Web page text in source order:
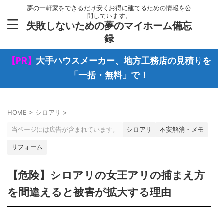
夢の一軒家をできるだけ安くお得に建てるための情報を公
開しています。
失敗しないための夢のマイホーム備忘
録
【PR】 大手ハウスメーカー、地方工務店の見積りを
「一括・無料」で！
HOME > シロアリ >
当ページには広告が含まれています。 シロアリ 不安解消・メモ
リフォーム
【危険】シロアリの女王アリの捕まえ方
を間違えると被害が拡大する理由